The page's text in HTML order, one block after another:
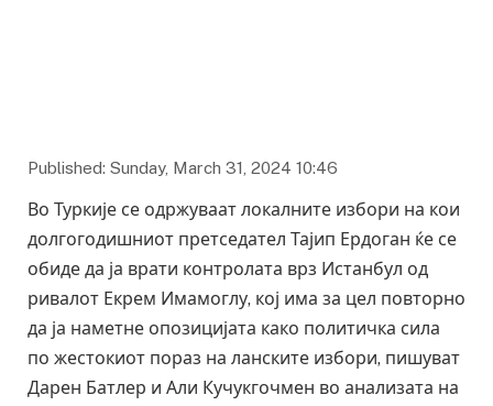
Published: Sunday, March 31, 2024 10:46
Во Туркије се одржуваат локалните избори на кои
долгогодишниот претседател Тајип Ердоган ќе се
обиде да ја врати контролата врз Истанбул од
ривалот Екрем Имамоглу, кој има за цел повторно
да ја наметне опозицијата како политичка сила
по жестокиот пораз на ланските избори, пишуват
Дарен Батлер и Али Кучукгочмен во анализата на